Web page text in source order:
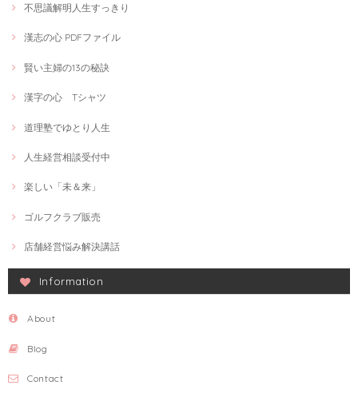
不思議解明人生すっきり
漢志の心 PDFファイル
賢い主婦の13の秘訣
漢字の心 Tシャツ
道理塾でゆとり人生
人生経営相談受付中
楽しい「未＆来」
ゴルフクラブ販売
店舗経営悩み解決講話
Information
About
Blog
Contact